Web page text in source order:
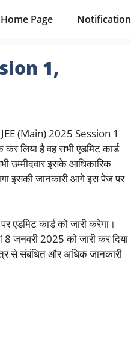
Home Page Notification
1,
JEE (Main) 2025 Session 1
कर लिया है वह सभी एडमिट कार्ड
उम्मीदवार इसके आधिकारिक
इसकी जानकारी आगे इस पेज पर
एडमिट कार्ड को जारी करेगा।
जनवरी 2025 को जारी कर दिया
से संबंधित और अधिक जानकारी